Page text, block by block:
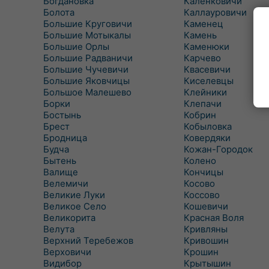
Болота
Большие Круговичи
Большие Мотыкалы
Большие Орлы
Большие Радваничи
Большие Чучевичи
Большие Яковчицы
Большое Малешево
Борки
Бостынь
Брест
Бродница
Будча
Бытень
Валище
Велемичи
Великие Луки
Великое Село
Великорита
Велута
Верхний Теребежов
Верховичи
Видибор
Каллауровичи
Каменец
Камень
Каменюки
Карчево
Квасевичи
Киселевцы
Клейники
Клепачи
Кобрин
Кобыловка
Ковердяки
Кожан-Городок
Колено
Кончицы
Косово
Коссово
Кошевичи
Красная Воля
Кривляны
Кривошин
Крошин
Крытышин